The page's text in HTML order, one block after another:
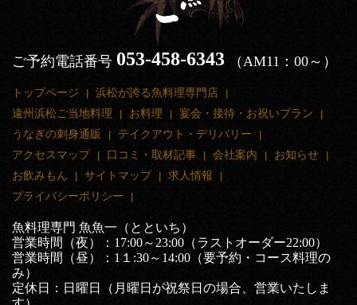
ご予約電話番号 053-458-6343 （AM11：00～）
トップページ
浜松が誇る魚料理専門店
遠州浜松ご当地料理
お料理
宴会・接待・お祝いプラン
うなぎの刺身通販
テイクアウト・デリバリー
アクセスマップ
口コミ・取材記事 会社案内
お知らせ
お飲みもん
サイトマップ
求人情報
プライバシーポリシー
魚料理専門 魚魚一（とといち）
営業時間（夜）：17:00～23:00（ラストオーダー22:00）
営業時間（昼）：1１:30～14:00（要予約・コース料理の
み）
定休日：日曜日（月曜日が祝祭日の場合、営業いたしま